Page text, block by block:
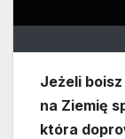
Jeżeli
na Ziemię
która